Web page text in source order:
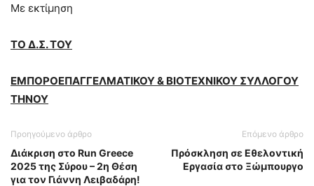
Με εκτίμηση
ΤΟ Δ.Σ. ΤΟΥ
ΕΜΠΟΡΟΕΠΑΓΓΕΛΜΑΤΙΚΟΥ & ΒΙΟΤΕΧΝΙΚΟΥ ΣΥΛΛΟΓΟΥ
ΤΗΝΟΥ
Προηγούμενο άρθρο
Διάκριση στο Run Greece
2025 της Σύρου – 2η Θέση
για τον Γιάννη Λειβαδάρη!
Επόμενο άρθρο
Πρόσκληση σε Εθελοντική
Εργασία στο Ξώμπουργο